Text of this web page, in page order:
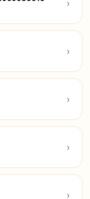
›
›
›
›
›